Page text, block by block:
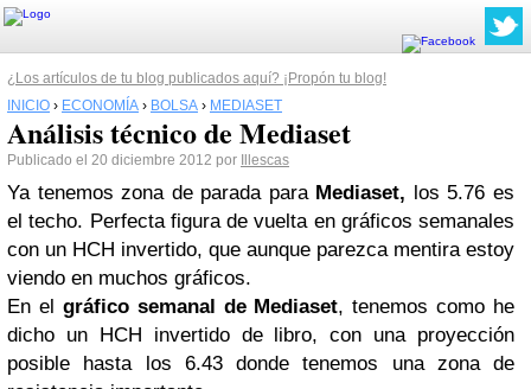
¿Los artículos de tu blog publicados aquí? ¡Propón tu blog!
INICIO › ECONOMÍA › BOLSA › MEDIASET
Análisis técnico de Mediaset
Publicado el 20 diciembre 2012 por Illescas
Ya tenemos zona de parada para Mediaset, los 5.76 es
el techo. Perfecta figura de vuelta en gráficos semanales
con un HCH invertido, que aunque parezca mentira estoy
viendo en muchos gráficos.
En el gráfico semanal de Mediaset, tenemos como he
dicho un HCH invertido de libro, con una proyección
posible hasta los 6.43 donde tenemos una zona de